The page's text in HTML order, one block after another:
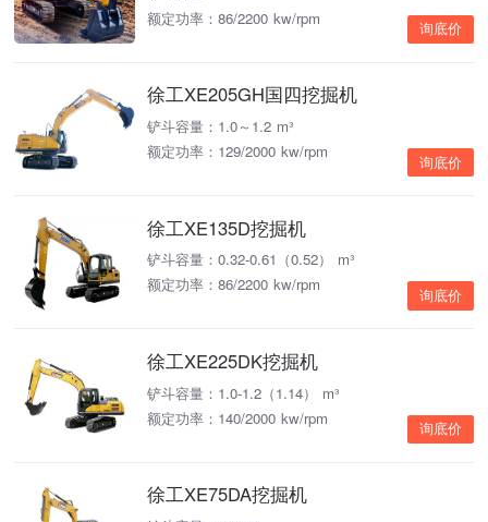
额定功率：86/2200 kw/rpm
询底价
徐工XE205GH国四挖掘机
铲斗容量：1.0～1.2 m³
额定功率：129/2000 kw/rpm
询底价
徐工XE135D挖掘机
铲斗容量：0.32-0.61（0.52） m³
额定功率：86/2200 kw/rpm
询底价
徐工XE225DK挖掘机
铲斗容量：1.0-1.2（1.14） m³
额定功率：140/2000 kw/rpm
询底价
徐工XE75DA挖掘机